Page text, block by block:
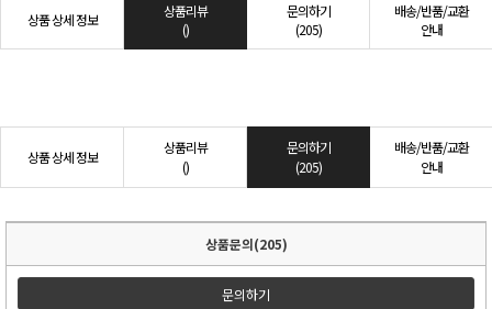
상품 상세 정보
상품리뷰
()
문의하기
(205)
배송/반품/교환
안내
상품 상세 정보
상품리뷰
()
문의하기
(205)
배송/반품/교환
안내
상품문의(205)
문의하기